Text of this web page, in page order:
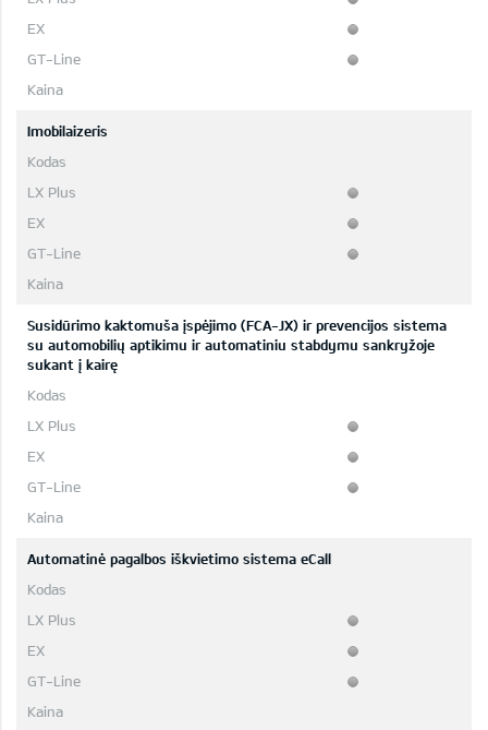
Imobilaizeris
Susidūrimo kaktomuša įspėjimo (FCA-JX) ir prevencijos sistema
su automobilių aptikimu ir automatiniu stabdymu sankryžoje
sukant į kairę
Automatinė pagalbos iškvietimo sistema eCall